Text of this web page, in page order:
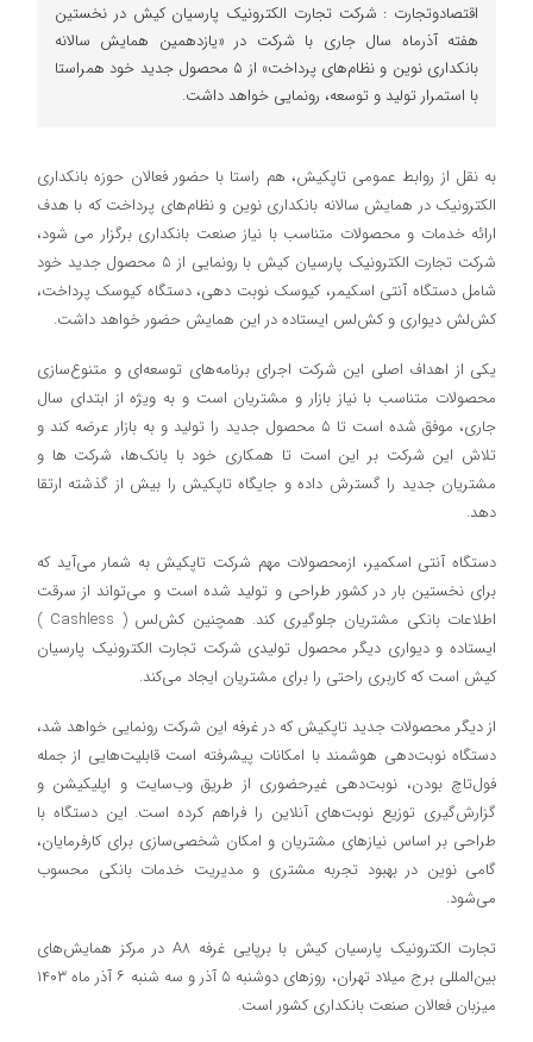
اقتصادوتجارت : شرکت تجارت الکترونیک پارسیان کیش در نخستین
هفته آذرماه سال جاری با شرکت در «یازدهمین همایش سالانه
بانکداری نوین و نظام‌های پرداخت» از ۵ محصول جدید خود همراستا
با استمرار تولید و توسعه، رونمایی خواهد داشت.
به نقل از روابط عمومی تاپکیش، هم راستا با حضور فعالان حوزه بانکداری
الکترونیک در همایش سالانه بانکداری نوین و نظام‌های پرداخت که با هدف
ارائه خدمات و محصولات متناسب با نیاز صنعت بانکداری برگزار می شود،
شرکت تجارت الکترونیک پارسیان کیش با رونمایی از ۵ محصول جدید خود
شامل دستگاه آنتی اسکیمر، کیوسک نوبت دهی، دستگاه کیوسک پرداخت،
کش‌لش دیواری و کش‌لس ایستاده در این همایش حضور خواهد داشت.
یکی از اهداف اصلی این شرکت اجرای برنامه‌‌‌های توسعه‌‌‌ای و متنوع‌‌‌سازی
محصولات متناسب با نیاز بازار و مشتریان است و به ویژه از ابتدای سال
جاری، موفق شده است تا ۵ محصول جدید را تولید و به بازار عرضه کند و
تلاش این شرکت بر این است تا همکاری خود با بانک‌ها، شرکت ها و
مشتریان جدید را گسترش داده و جایگاه تاپکیش را بیش از گذشته ارتقا
دهد.
دستگاه آنتی اسکمیر، ازمحصولات مهم شرکت تاپکیش به شمار می‌‌‌آید که
برای نخستین بار در کشور طراحی و تولید شده است و می‌‌‌تواند از سرقت
اطلاعات بانکی مشتریان جلوگیری کند. همچنین کش‌لس ( Cashless )
ایستاده و دیواری دیگر محصول تولیدی شرکت تجارت الکترونیک پارسیان
کیش است که کاربری راحتی را برای مشتریان ایجاد می‌‌‌کند.
از دیگر محصولات جدید تاپکیش که در غرفه این شرکت رونمایی خواهد شد،
دستگاه نوبت‌دهی هوشمند با امکانات پیشرفته است قابلیت‌هایی از جمله
فول‌تاچ بودن، نوبت‌دهی غیرحضوری از طریق وب‌سایت و اپلیکیشن و
گزارش‌گیری توزیع نوبت‌های آنلاین را فراهم کرده است. این دستگاه با
طراحی بر اساس نیازهای مشتریان و امکان شخصی‌سازی برای کارفرمایان،
گامی نوین در بهبود تجربه مشتری و مدیریت خدمات بانکی محسوب
می‌شود.
تجارت الکترونیک پارسیان کیش با برپایی غرفه A8 در مرکز همایش‌های
بین‌المللی برج میلاد تهران، روزهای دوشنبه ۵ آذر و سه شنبه ۶ آذر ماه ۱۴۰۳
میزبان فعالان صنعت بانکداری کشور است.